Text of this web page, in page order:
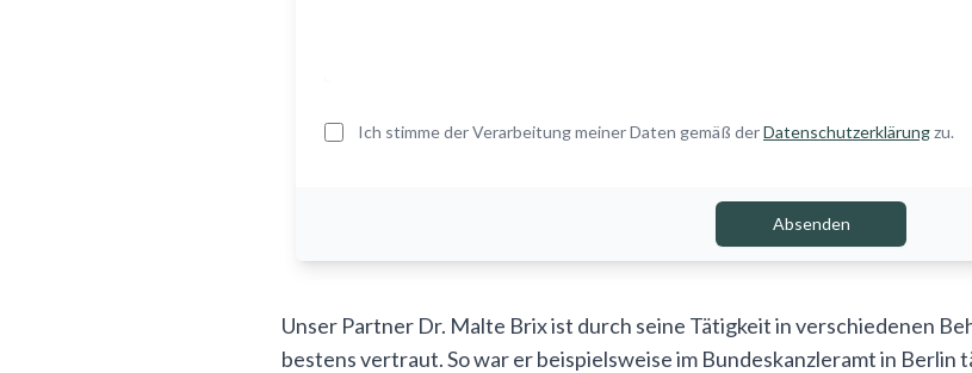
Ich stimme der Verarbeitung meiner Daten gemäß derDatenschutzerklärungzu.
Absenden
Unser Partner Dr. Malte Brix ist durch seine Tätigkeit in verschiedenen
bestens vertraut. So war er beispielsweise im Bundeskanzleramt in